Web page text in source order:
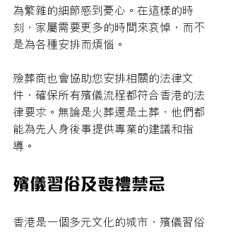
為繁雜的細節感到憂心。在這樣的時
刻，家屬需要更多的時間來哀悼，而不
是為各種安排而煩惱。
殮葬商也會協助您安排相關的法律文
件，確保所有殯儀流程都符合香港的法
律要求。無論是火葬還是土葬，他們都
能為先人身後事提供專業的建議和指
導。
殯儀習俗及喪禮禁忌
香港是一個多元文化的城市，殯儀習俗